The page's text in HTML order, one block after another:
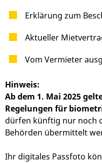
Erklärung zum
Aktueller
Vom Vermieter
Hinweis:
Ab dem 1. Mai 2025
Regelungen für
dürfen künftig nur noch
Behörden übermittelt
Ihr digitales Passfoto